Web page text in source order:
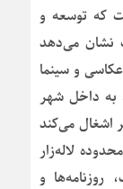
که توسعه و
نشان می‌دهد
و سینما
به داخل شهر
اشغال می‌کند
لاله‌زار
روزنامه‌ها و